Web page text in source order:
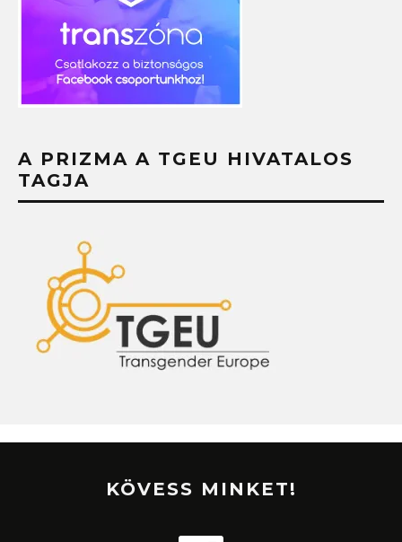
A PRIZMA A TGEU HIVATALOS
TAGJA
KÖVESS MINKET!